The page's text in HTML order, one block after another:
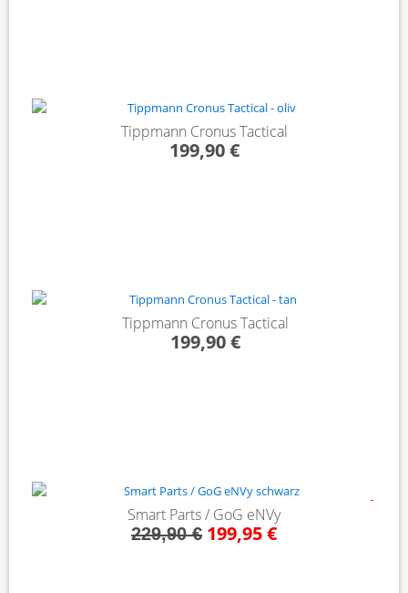
Tippmann Cronus Tactical
199,90 €
Tippmann Cronus Tactical
199,90 €
Smart Parts / GoG eNVy
229,90 € 199,95 €